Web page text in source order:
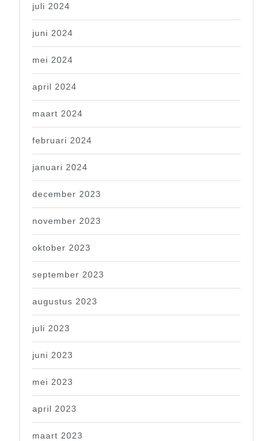
juli 2024
juni 2024
mei 2024
april 2024
maart 2024
februari 2024
januari 2024
december 2023
november 2023
oktober 2023
september 2023
augustus 2023
juli 2023
juni 2023
mei 2023
april 2023
maart 2023